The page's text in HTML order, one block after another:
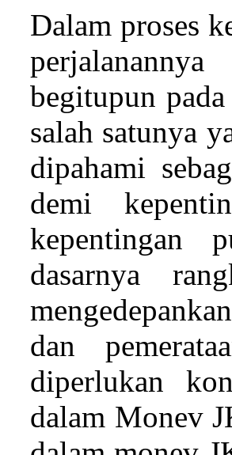
Dalam proses
begitupun
salah satunya
dipahami
demi
kepentingan
dasarnya
dan
diperlukan
dalam Monev
13.00 - 13.10
Pembukaan